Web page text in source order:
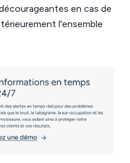
en cas de
l'ensemble